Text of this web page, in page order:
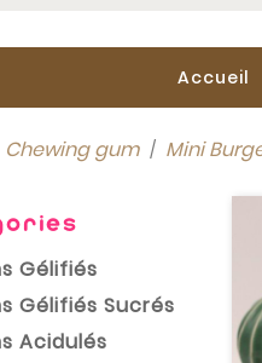
Accueil
Chewing gum Mini
Gélifiés
Gélifiés Sucrés
Acidulés